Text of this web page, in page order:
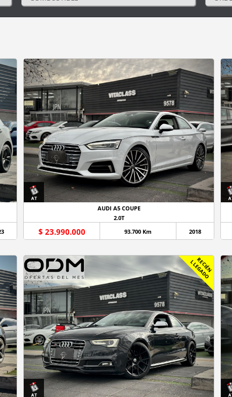
AUDI A5 COUPE
2.0T
$ 23.990.000 93.700 Km 2018
R
E
C
I
É
N
L
L
E
G
A
D
O